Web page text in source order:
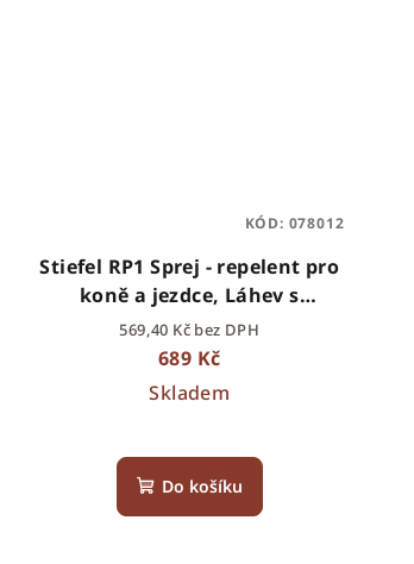
Stiefel RP1 Sprej - repelent pro
koně a jezdce, Láhev s
rozprašovačem 500ml
569,40 Kč bez DPH
689 Kč
Skladem
Do košíku
KÓD: 078012